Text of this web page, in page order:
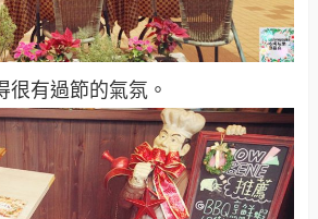
很有過節的氣氛。